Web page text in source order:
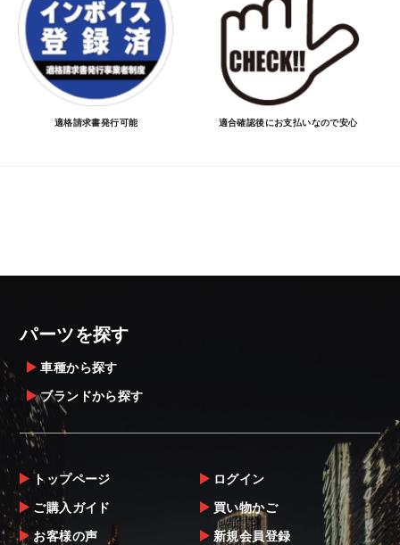
適格請求書発行可能 適合確認後にお支払いなので安心
パーツを探す
車種から探す
ブランドから探す
トップページ
ご購入ガイド
お客様の声
ログイン
買い物かご
新規会員登録